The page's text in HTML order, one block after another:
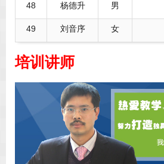
48 杨德升 男
49 刘音序 女
培训讲师